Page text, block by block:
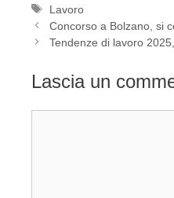
Tag
Lavoro
Concorso a Bolzano, si
Tendenze di lavoro
Lascia un